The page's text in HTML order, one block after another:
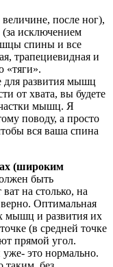
после ног),
исключением
спины и все
трапециевидная и
«тяги».
для развития мышц
от хвата, вы будете
мышц. Я
поводу, а просто
вся ваша спина
(широким
быть
на столько, на
Оптимальная
мышц и развития их
(в средней точке
прямой угол.
это нормально.